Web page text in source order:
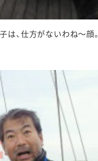
は、仕方がないわね～顔。